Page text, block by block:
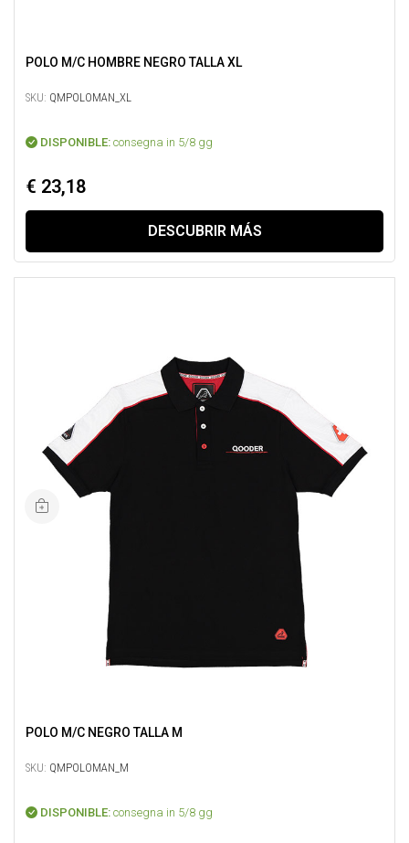
POLO M/C HOMBRE NEGRO TALLA XL
SKU: QMPOLOMAN_XL
DISPONIBLE: consegna in 5/8 gg
€ 23,18
DESCUBRIR MÁS
POLO M/C NEGRO TALLA M
SKU: QMPOLOMAN_M
DISPONIBLE: consegna in 5/8 gg